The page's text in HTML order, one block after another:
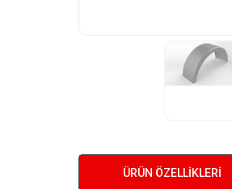
ÜRÜN ÖZELLIKLERI